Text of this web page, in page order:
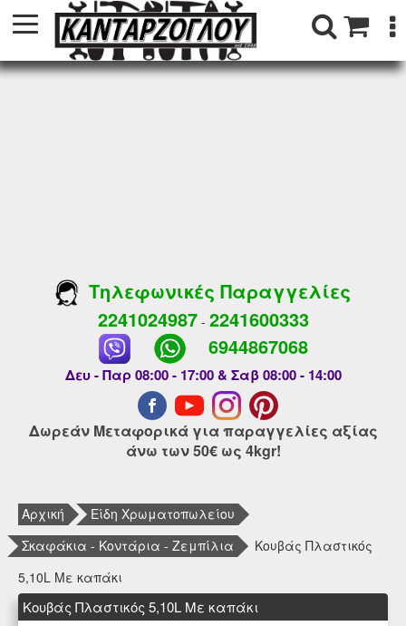
Τηλεφωνικές Παραγγελίες
2241024987- 2241600333
6944867068
Δευ - Παρ 08:00 - 17:00 & Σαβ 08:00 - 14:00
Δωρεάν Μεταφορικά για παραγγελίες αξίας
άνω των 50€ ως 4kgr!
Αρχική
Είδη Χρωματοπωλείου
Σκαφάκια - Κοντάρια - Ζεμπίλια
Κουβάς Πλαστικός
5,10L Με καπάκι
Κουβάς Πλαστικός 5,10L Με καπάκι